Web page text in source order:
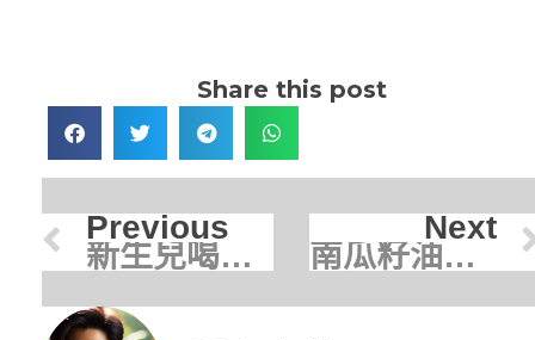
Share this post
Previous
新生兒喝完奶多久可以躺 ？正確照護時間與注意事項一次看懂
Next
南瓜籽油有哪些好處？營養師揭秘「男人守護神」的 5 大功效與選購指南